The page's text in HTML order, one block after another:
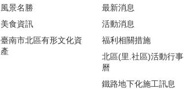
風景名勝
美食資訊
臺南市北區有形文化資
產
最新消息
活動消息
福利相關措施
北區(里.社區)活動行事
曆
鐵路地下化施工訊息